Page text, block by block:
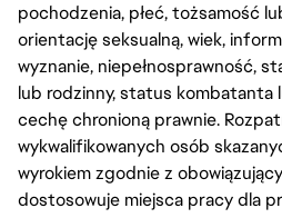
pochodzenia, płeć, tożsamość
orientację seksualną, wiek,
wyznanie, niepełnosprawność,
lub rodzinny, status kombatanta
cechę chronioną prawnie.
wykwalifikowanych osób
wyrokiem zgodnie z
dostosowuje miejsca pracy dla